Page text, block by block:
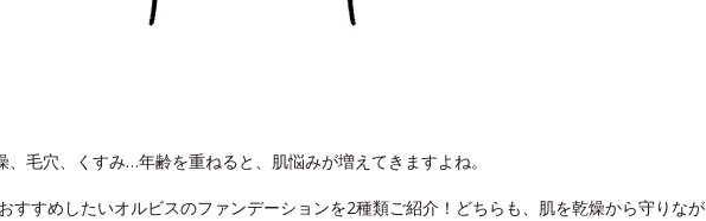
毛穴、くすみ…年齢を重ねると、肌悩みが増えてきますよね。
すすめしたいオルビスのファンデーションを2種類ご紹介！どちらも、肌を乾燥から守りなが